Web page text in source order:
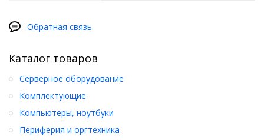
Обратная связь
Каталог товаров
Серверное оборудование
Комплектующие
Компьютеры, ноутбуки
Периферия и оргтехника